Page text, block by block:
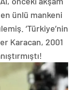
ünlü mankeni
‘Türkiye’nin
Karacan, 2001